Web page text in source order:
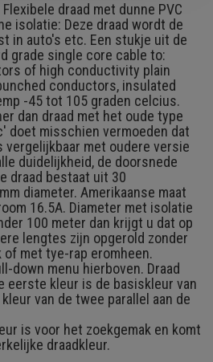
draad met dunne PVC
isolatie: Deze draad wordt de
in auto's etc. Een stukje uit de
grade single core cable to:
of high conductivity plain
conductors, insulated
-45 tot 105 graden celcius.
dan draad met het oude type
doet misschien vermoeden dat
vergelijkbaar met oudere versie
duidelijkheid, de doorsnede
draad bestaat uit 30
diameter. Amerikaanse maat
16.5A. Diameter met isolatie
100 meter dan krijgt u dat op
lengtes zijn opgerold zonder
met tye-rap eromheen.
down menu hierboven. Draad
eerste kleur is de basiskleur van
van de twee parallel aan de
is voor het zoekgemak en komt
draadkleur.